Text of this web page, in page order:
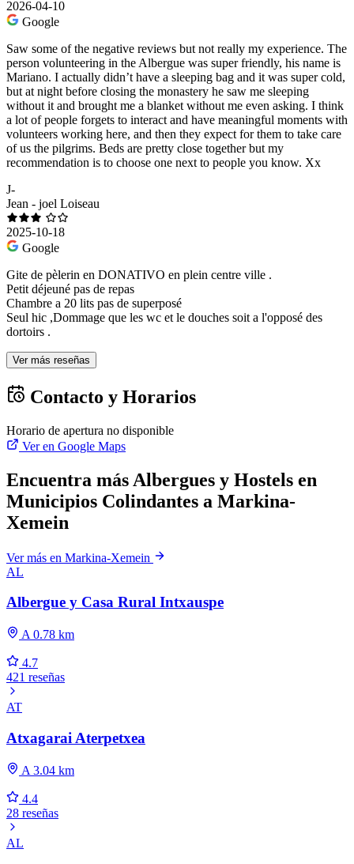
2026-04-10
Google
Saw some of the negative reviews but not really my experience. The
person volunteering in the Albergue was super friendly, his name is
Mariano. I actually didn’t have a sleeping bag and it was super cold,
but at night before closing the monastery he saw me sleeping
without it and brought me a blanket without me even asking. I think
a lot of people forgets to interact and have meaningful moments with
volunteers working here, and then they expect for them to take care
of us the pilgrims. Beds are pretty close together but my
recommendation is to choose one next to people you know. Xx
J-
Jean - joel Loiseau
2025-10-18
Google
Gite de pèlerin en DONATIVO en plein centre ville .
Petit déjeuné pas de repas
Chambre a 20 lits pas de superposé
Seul hic ,Dommage que les wc et le douches soit a l'opposé des
dortoirs .
Ver más reseñas
Contacto y Horarios
Horario de apertura no disponible
Ver en Google Maps
Encuentra más Albergues y Hostels en
Municipios Colindantes a Markina-
Xemein
Ver más en Markina-Xemein
AL
Albergue y Casa Rural Intxauspe
A 0.78 km
4.7
421 reseñas
AT
Atxagarai Aterpetxea
A 3.04 km
4.4
28 reseñas
AL